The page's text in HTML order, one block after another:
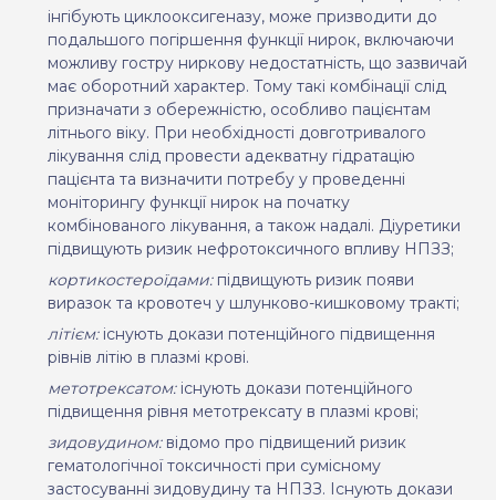
інгібують циклооксигеназу, може призводити до
подальшого погіршення функції нирок, включаючи
можливу гостру ниркову недостатність, що зазвичай
має оборотний характер. Тому такі комбінації слід
призначати з обережністю, особливо пацієнтам
літнього віку. При необхідності довготривалого
лікування слід провести адекватну гідратацію
пацієнта та визначити потребу у проведенні
моніторингу функції нирок на початку
комбінованого лікування, а також надалі. Діуретики
підвищують ризик нефротоксичного впливу НПЗЗ;
кортикостероїдами: підвищують ризик появи
виразок та кровотеч у шлунково-кишковому тракті;
літієм: існують докази потенційного підвищення
рівнів літію в плазмі крові.
метотрексатом:існують докази потенційного
підвищення рівня метотрексату в плазмі крові;
зидовудином: відомо про підвищений ризик
гематологічної токсичності при сумісному
застосуванні зидовудину та НПЗЗ. Існують докази